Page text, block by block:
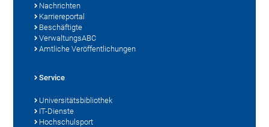
Nachrichten
Karriereportal
Beschäftigte
VerwaltungsABC
Amtliche Veröffentlichungen
Service
Universitätsbibliothek
IT-Dienste
Hochschulsport